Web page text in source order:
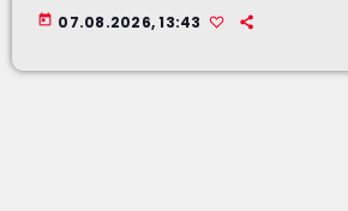
today 07.08.2026, 13:43